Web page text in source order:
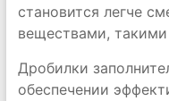
становится легче
веществами,
Дробилки
обеспечении